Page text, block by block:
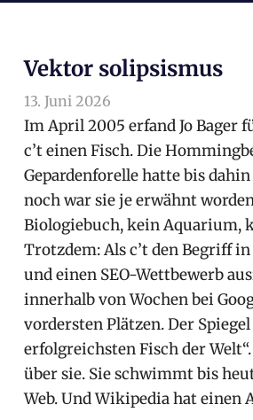
springen
Vektor solipsismus
13. Juni 2026
Im April 2005 erfand Jo Bager
c’t einen Fisch. Die
Gepardenforelle hatte bis
noch war sie je erwähnt
Biologiebuch, kein Aquarium,
Trotzdem: Als c’t den Begriff
und einen SEO-Wettbewerb
innerhalb von Wochen bei
vordersten Plätzen. Der
erfolgreichsten Fisch der
über sie. Sie schwimmt bis
Web. Und Wikipedia hat einen